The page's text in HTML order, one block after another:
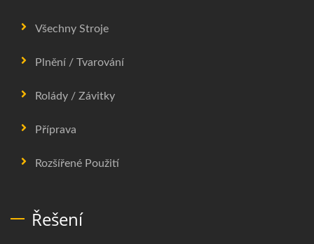
Všechny Stroje
Plnění / Tvarování
Rolády / Závitky
Příprava
Rozšířené Použití
Řešení